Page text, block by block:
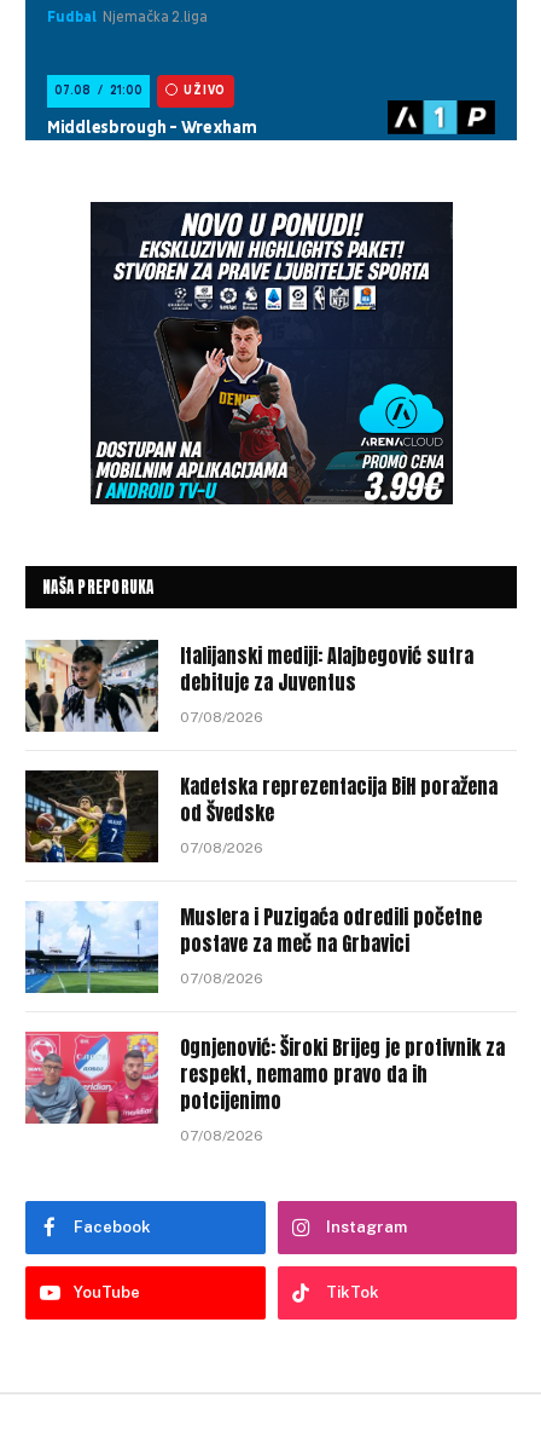
NAŠA PREPORUKA
Italijanski mediji: Alajbegović sutra
debituje za Juventus
07/08/2026
Kadetska reprezentacija BiH poražena
od Švedske
07/08/2026
Muslera i Puzigaća odredili početne
postave za meč na Grbavici
07/08/2026
Ognjenović: Široki Brijeg je protivnik za
respekt, nemamo pravo da ih
potcijenimo
07/08/2026
Facebook Instagram
YouTube TikTok